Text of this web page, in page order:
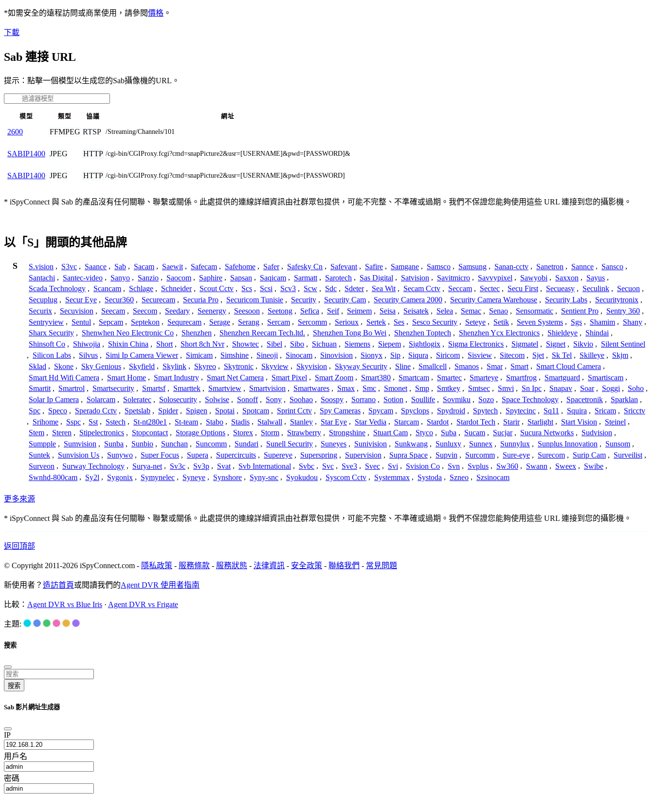
*如需安全的遠程訪問或商業使用，請參閱價格 。
下載
Sab 連接 URL
提示：點擊一個模型以生成您的Sab攝像機的URL。
模型 類型 協議 網址
2600 FFMPEG RTSP /Streaming/Channels/101
SABIP1400 JPEG HTTP /cgi-bin/CGIProxy.fcgi?cmd=snapPicture2&usr=[USERNAME]&pwd=[PASSWORD]&
SABIP1400 JPEG HTTP /cgi-bin/CGIProxy.fcgi?cmd=snapPicture2&usr=[USERNAME]&pwd=[PASSWORD]
* iSpyConnect 與 Sab 的產品沒有任何關聯、聯繫或關係。此處提供的連線詳細資訊由社群眾包提供，可能不完整、不準確或過期。我們不保證您能夠使用這些 URL 連接到您的攝影機。
以「S」開頭的其他品牌
S S.vision , S3vc , Saance , Sab , Sacam , Saewit , Safecam , Safehome , Safer , Safesky Cn , Safevant , Safire , Samgane , Samsco , Samsung , Sanan-cctv , Sanetron , Sannce , Sansco ,
Santachi , Santec-video , Sanyo , Sanzio , Saocom , Saphire , Sapsan , Saqicam , Sarmatt , Sarotech , Sas Digital , Satvision , Savitmicro , Savvypixel , Sawyobi , Saxxon , Sayus ,
Scada Technology , Scancam , Schlage , Schneider , Scout Cctv , Scs , Scsi , Scv3 , Scw , Sdc , Sdeter , Sea Wit , Secam Cctv , Seccam , Sectec , Secu First , Secueasy , Seculink , Secuon ,
Secuplug , Secur Eye , Secur360 , Securecam , Securia Pro , Securicom Tunisie , Security , Security Cam , Security Camera 2000 , Security Camera Warehouse , Security Labs , Securitytronix ,
Securix , Secuvision , Seecam , Seecom , Seedary , Seenergy , Seesoon , Seetong , Sefica , Seif , Seimem , Seisa , Seisatek , Selea , Semac , Senao , Sensormatic , Sentient Pro , Sentry 360 ,
Sentryview , Sentul , Sepcam , Septekon , Sequrecam , Serage , Serang , Sercam , Sercomm , Serioux , Sertek , Ses , Sesco Security , Seteye , Setik , Seven Systems , Sgs , Shamim , Shany ,
Sharx Security , Shenwhen Neo Electronic Co , Shenzhen , Shenzhen Reecam Tech.ltd. , Shenzhen Tong Bo Wei , Shenzhen Toptech , Shenzhen Ycx Electronics , Shieldeye , Shindai ,
Shinsoft Co , Shiwojia , Shixin China , Short , Short 8ch Nvr , Showtec , Sibel , Sibo , Sichuan , Siemens , Siepem , Sightlogix , Sigma Electronics , Sigmatel , Signet , Sikvio , Silent Sentinel
, Silicon Labs , Silvus , Simi Ip Camera Viewer , Simicam , Simshine , Sineoji , Sinocam , Sinovision , Sionyx , Sip , Siqura , Siricom , Sisview , Sitecom , Sjet , Sk Tel , Skilleye , Skjm ,
Sklad , Skone , Sky Genious , Skyfield , Skylink , Skyreo , Skytronic , Skyview , Skyvision , Skyway Security , Sline , Smallcell , Smanos , Smar , Smart , Smart Cloud Camera ,
Smart Hd Wifi Camera , Smart Home , Smart Industry , Smart Net Camera , Smart Pixel , Smart Zoom , Smart380 , Smartcam , Smartec , Smarteye , Smartfrog , Smartguard , Smartiscam ,
Smartit , Smartrol , Smartsecurity , Smartsf , Smarttek , Smartview , Smartvision , Smartwares , Smax , Smc , Smonet , Smp , Smtkey , Smtsec , Smvi , Sn Ipc , Snapav , Soar , Soggi , Soho ,
Solar Ip Camera , Solarcam , Soleratec , Solosecurity , Solwise , Sonoff , Sony , Soohao , Soospy , Sorrano , Sotion , Soullife , Sovmiku , Sozo , Space Technology , Spacetronik , Sparklan ,
Spc , Speco , Sperado Cctv , Spetslab , Spider , Spigen , Spotai , Spotcam , Sprint Cctv , Spy Cameras , Spycam , Spyclops , Spydroid , Spytech , Spytecinc , Sq11 , Squira , Sricam , Sricctv
, Srihome , Sspc , Sst , Sstech , St-nt280e1 , St-team , Stabo , Stadis , Stalwall , Stanley , Star Eye , Star Vedia , Starcam , Stardot , Stardot Tech , Starir , Starlight , Start Vision , Steinel ,
Stem , Steren , Stipelectronics , Stopcontact , Storage Options , Storex , Storm , Strawberry , Strongshine , Stuart Cam , Styco , Suba , Sucam , Sucjar , Sucura Networks , Sudvision ,
Sumpple , Sumvision , Sunba , Sunbio , Sunchan , Suncomm , Sundari , Sunell Security , Suneyes , Sunivision , Sunkwang , Sunluxy , Sunnex , Sunnylux , Sunplus Innovation , Sunsom ,
Suntek , Sunvision Us , Sunywo , Super Focus , Supera , Supercircuits , Supereye , Superspring , Supervision , Supra Space , Supvin , Surcomm , Sure-eye , Surecom , Surip Cam , Surveilist ,
Surveon , Surway Technology , Surya-net , Sv3c , Sv3p , Svat , Svb International , Svbc , Svc , Sve3 , Svec , Svi , Svision Co , Svn , Svplus , Sw360 , Swann , Sweex , Swibe ,
Swnhd-800cam , Sy2l , Sygonix , Symynelec , Syneye , Synshore , Syny-snc , Syokudou , Syscom Cctv , Systemmax , Systoda , Szneo , Szsinocam
更多來源
* iSpyConnect 與 Sab 的產品沒有任何關聯、聯繫或關係。此處提供的連線詳細資訊由社群眾包提供，可能不完整、不準確或過期。我們不保證您能夠使用這些 URL 連接到您的攝影機。
返回頂部
© Copyright 2011-2026 iSpyConnect.com - 隱私政策 - 服務條款 - 服務狀態 - 法律資訊 - 安全政策 - 聯絡我們 - 常見問題
新使用者？ 造訪首頁或閱讀我們的Agent DVR 使用者指南
比較： Agent DVR vs Blue Iris · Agent DVR vs Frigate
主題:
搜索
搜索
Sab 影片網址生成器
IP
用戶名
密碼